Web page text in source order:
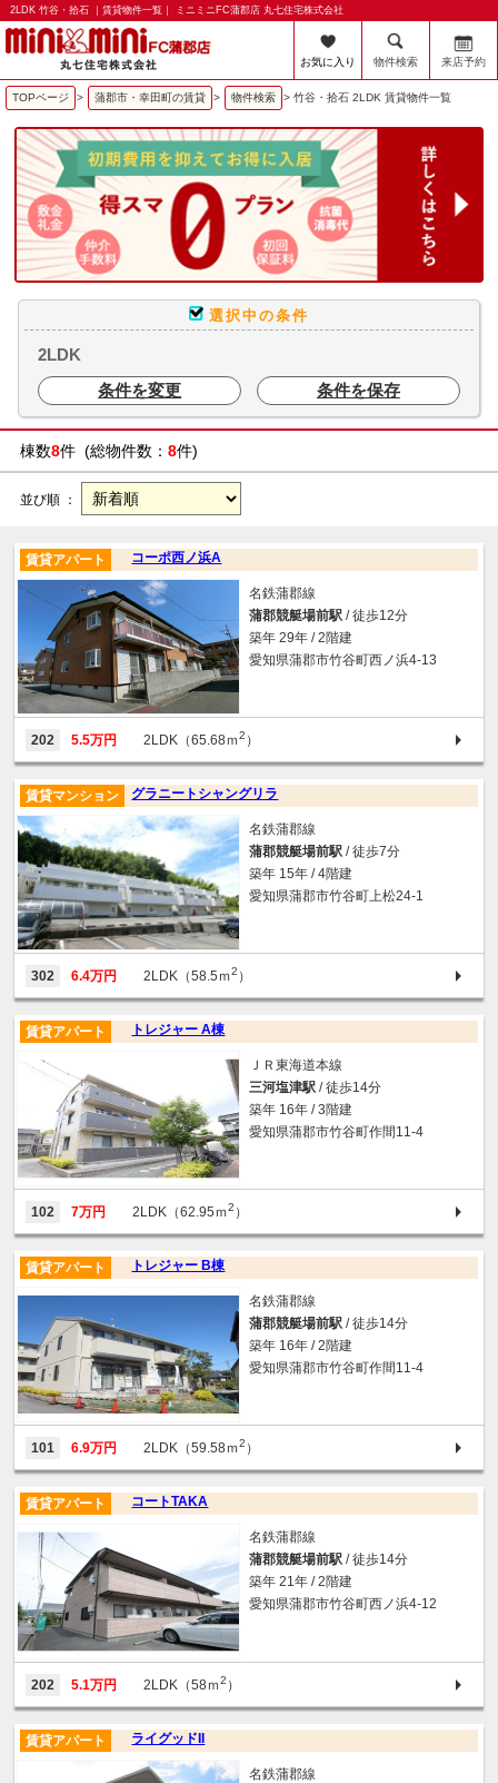
2LDK 竹谷・拾石 ｜賃貸物件一覧｜ ミニミニFC蒲郡店 丸七住宅株式会社
お気に入り 物件検索 来店予約
TOPページ > 蒲郡市・幸田町の賃貸 > 物件検索 > 竹谷・拾石 2LDK 賃貸物件一覧
選択中の条件
2LDK
条件を変更
条件を保存
棟数8件 (総物件数： 8件)
並び順 ：
コーポ西ノ浜A
賃貸アパート
名鉄蒲郡線
蒲郡競艇場前駅 / 徒歩12分
築年 29年 / 2階建
愛知県蒲郡市竹谷町西ノ浜4-13
202 5.5万円 2LDK（65.68ｍ2 ）
グラニートシャングリラ
賃貸マンション
名鉄蒲郡線
蒲郡競艇場前駅 / 徒歩7分
築年 15年 / 4階建
愛知県蒲郡市竹谷町上松24-1
302 6.4万円 2LDK（58.5ｍ2 ）
トレジャー A棟
賃貸アパート
ＪＲ東海道本線
三河塩津駅 / 徒歩14分
築年 16年 / 3階建
愛知県蒲郡市竹谷町作間11-4
102 7万円 2LDK（62.95ｍ2 ）
トレジャー B棟
賃貸アパート
名鉄蒲郡線
蒲郡競艇場前駅 / 徒歩14分
築年 16年 / 2階建
愛知県蒲郡市竹谷町作間11-4
101 6.9万円 2LDK（59.58ｍ2 ）
コートTAKA
賃貸アパート
名鉄蒲郡線
蒲郡競艇場前駅 / 徒歩14分
築年 21年 / 2階建
愛知県蒲郡市竹谷町西ノ浜4-12
202 5.1万円 2LDK（58ｍ2 ）
ライグッドII
賃貸アパート
名鉄蒲郡線